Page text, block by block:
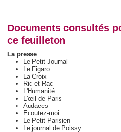
Documents consultés
ce feuilleton
La presse
Le Petit Journal
Le Figaro
La Croix
Ric et Rac
L'Humanité
L'œil de Paris
Audaces
Ecoutez-moi
Le Petit Parisien
Le journal de Poissy